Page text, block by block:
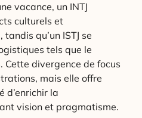
vacance, un INTJ
culturels et
qu’un ISTJ se
tels que le
divergence de focus
mais elle offre
d’enrichir la
vision et pragmatisme.